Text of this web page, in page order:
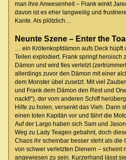
man ihre Anwesenheit – Frank winkt
davon ist es eher langweilig und
Kante. Als plötzlich…
Neunte Szene – Enter the
… ein Krötenkopfdämon aufs Deck hüpft
Teilen explodiert. Frank springt heroisch
Dämon und wird fies verletzt
allerdings zuvor den Dämon mit einer
dem Monster übel zusetzt. Mit viel
und Frank dem Dämon den Rest und
nackt!“), der vom anderen Schiff
Hilfe zu holen, versenkt das Vieh. Dann
einen toten Kapitän vor und fährt die
Auf der Largo haben sich Sam und
Weg zu Lady Teagen gebahnt, doch
Chaos ihr scheinbar besser steht als die
von schwer verletzten Dienern – scheint
angewiesen zu sein. Kurzerhand lässt